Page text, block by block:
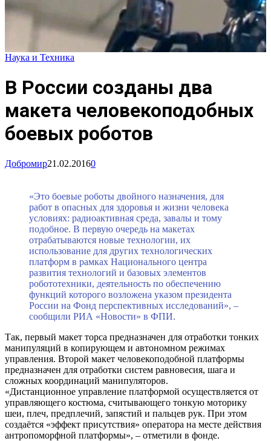
Наука и Техника
В России созданы два
макета человекоподобных
боевых роботов
Добромир21.02.20160
«Это боевые роботы двойного назначения, для
работ в опасных для здоровья и жизни человека
условиях: радиоактивная среда, завалы и тому
подобное. В первую очередь на макетах
отрабатываются новые технологии, их
использование для других технологических
платформ в рамках Национального центра
развития технологий и базовых элементов
робототехники, деятельность по обеспечению
функций которого возложена указом президента
России на Фонд перспективных исследований», –
сообщили РИА «Новости» в ФПИ.
Так, первый макет торса предназначен для отработки тонких
манипуляций в копирующем и автономном режимах
управления. Второй макет человекоподобной платформы
предназначен для отработки систем равновесия, шага и
сложных координаций манипуляторов.
«Дистанционное управление платформой осуществляется от
управляющего костюма, считывающего тонкую моторику
шеи, плеч, предплечий, запястий и пальцев рук. При этом
создаётся «эффект присутствия» оператора на месте действия
антропоморфной платформы», – отметили в фонде.